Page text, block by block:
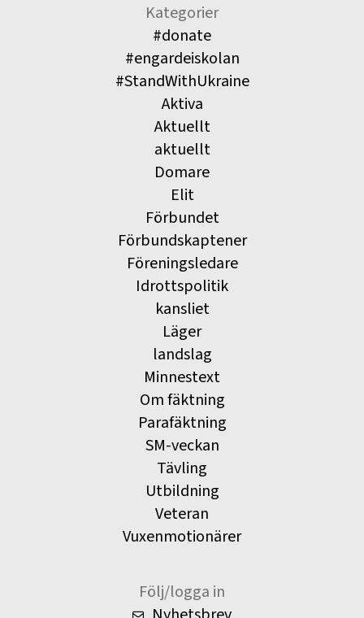
Kategorier
#donate
#engardeiskolan
#StandWithUkraine
Aktiva
Aktuellt
aktuellt
Domare
Elit
Förbundet
Förbundskaptener
Föreningsledare
Idrottspolitik
kansliet
Läger
landslag
Minnestext
Om fäktning
Parafäktning
SM-veckan
Tävling
Utbildning
Veteran
Vuxenmotionärer
Följ/logga in